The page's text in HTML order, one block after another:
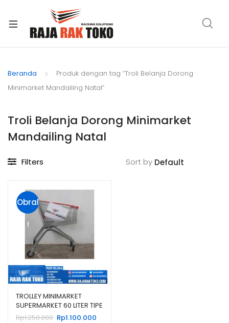
Beranda
Produk dengan tag “Troli Belanja Dorong
Minimarket Mandailing Natal”
Troli Belanja Dorong Minimarket
Mandailing Natal
Filters Sort by
Obral
!
TROLLEY MINIMARKET
SUPERMARKET 60 LITER TIPE
TS-60L RAJARAK
Rp1.250.000 Harga
Rp1.100.000